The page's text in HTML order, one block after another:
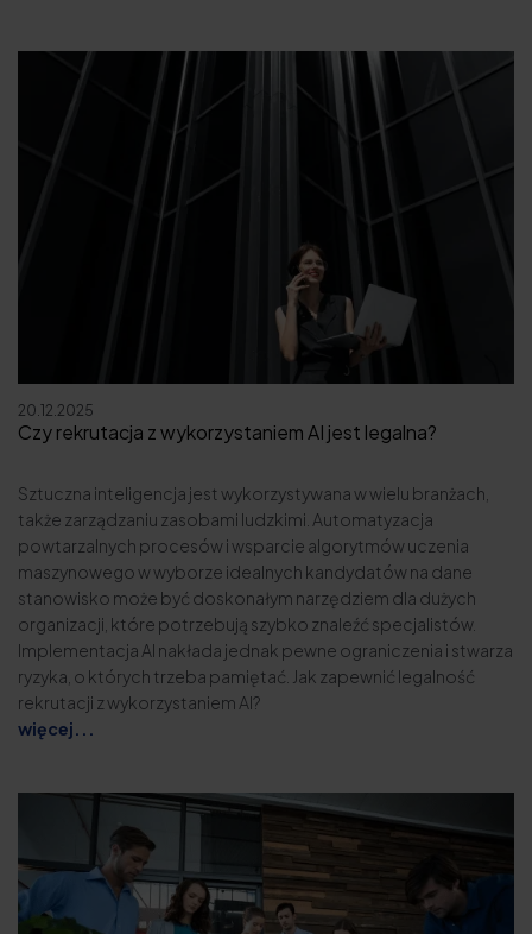
20.12.2025
Czy rekrutacja z wykorzystaniem AI jest legalna?
Sztuczna inteligencja jest wykorzystywana w wielu branżach,
także zarządzaniu zasobami ludzkimi. Automatyzacja
powtarzalnych procesów i wsparcie algorytmów uczenia
maszynowego w wyborze idealnych kandydatów na dane
stanowisko może być doskonałym narzędziem dla dużych
organizacji, które potrzebują szybko znaleźć specjalistów.
Implementacja AI nakłada jednak pewne ograniczenia i stwarza
ryzyka, o których trzeba pamiętać. Jak zapewnić legalność
rekrutacji z wykorzystaniem AI?
więcej...